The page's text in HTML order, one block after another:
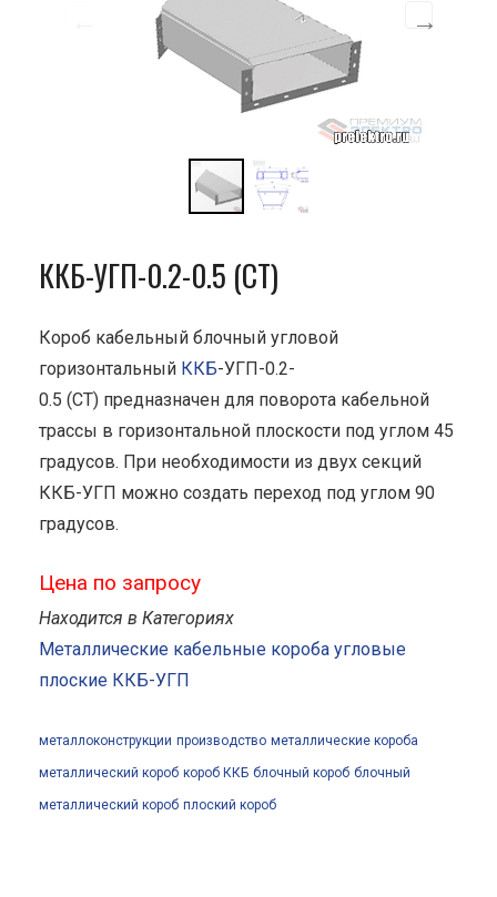
ККБ-УГП-0.2-0.5 (СТ)
Короб кабельный блочный угловой
горизонтальный ККБ-УГП-0.2-
0.5 (СТ) предназначен для поворота кабельной
трассы в горизонтальной плоскости под углом 45
градусов. При необходимости из двух секций
ККБ-УГП можно создать переход под углом 90
градусов.
Цена по запросу
Находится в Категориях
Металлические кабельные короба угловые
плоские ККБ-УГП
металлоконструкции производство металлические короба
металлический короб короб ККБ блочный короб блочный
металлический короб плоский короб